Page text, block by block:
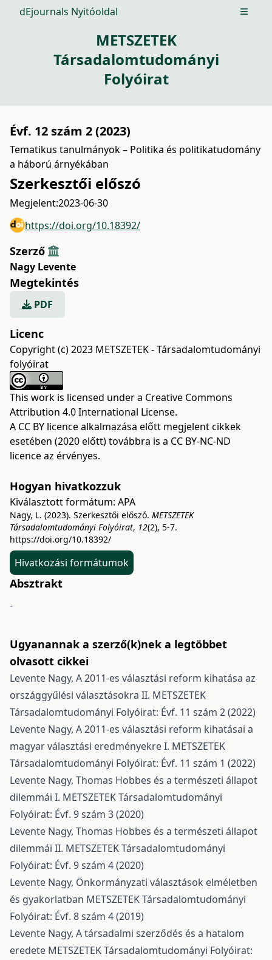
dEjournals Nyitóoldal Open
METSZETEK
Társadalomtudományi
Folyóirat
Évf. 12 szám 2 (2023)
Tematikus tanulmányok – Politika és politikatudomány
a háború árnyékában
Szerkesztői előszó
Megjelent:2023-06-30
https://doi.org/10.18392/
Szerző
Nagy Levente
Megtekintés
PDF
Licenc
Copyright (c) 2023 METSZETEK - Társadalomtudományi
folyóirat
This work is licensed under a Creative Commons
Attribution 4.0 International License.
A CC BY licence alkalmazása előtt megjelent cikkek
esetében (2020 előtt) továbbra is a CC BY-NC-ND
licence az érvényes.
Hogyan hivatkozzuk
Kiválasztott formátum: APA
Nagy, L. (2023). Szerkesztői előszó. METSZETEK
Társadalomtudományi Folyóirat, 12(2), 5-7.
https://doi.org/10.18392/
Hivatkozási formátumok
Absztrakt
-
Ugyanannak a szerző(k)nek a legtöbbet
olvasott cikkei
Levente Nagy, A 2011-es választási reform kihatása az
országgyűlési választásokra II. METSZETEK
Társadalomtudományi Folyóirat: Évf. 11 szám 2 (2022)
Levente Nagy, A 2011-es választási reform kihatásai a
magyar választási eredményekre I. METSZETEK
Társadalomtudományi Folyóirat: Évf. 11 szám 1 (2022)
Levente Nagy, Thomas Hobbes és a természeti állapot
dilemmái I. METSZETEK Társadalomtudományi
Folyóirat: Évf. 9 szám 3 (2020)
Levente Nagy, Thomas Hobbes és a természeti állapot
dilemmái II. METSZETEK Társadalomtudományi
Folyóirat: Évf. 9 szám 4 (2020)
Levente Nagy, Önkormányzati választások elméletben
és gyakorlatban METSZETEK Társadalomtudományi
Folyóirat: Évf. 8 szám 4 (2019)
Levente Nagy, A társadalmi szerződés és a hatalom
eredete METSZETEK Társadalomtudományi Folyóirat: